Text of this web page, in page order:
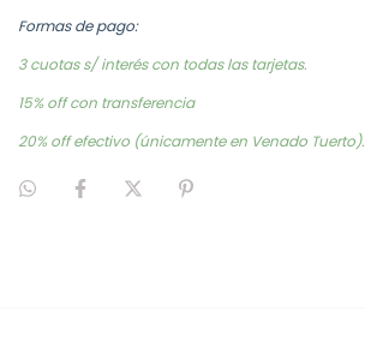
Formas de pago:
3 cuotas s/ interés con todas las tarjetas.
15% off con transferencia
20% off efectivo (únicamente en Venado Tuerto).